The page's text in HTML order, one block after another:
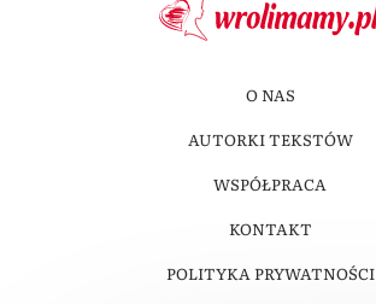
O NAS
AUTORKI TEKSTÓW
WSPÓŁPRACA
KONTAKT
POLITYKA PRYWATNOŚCI